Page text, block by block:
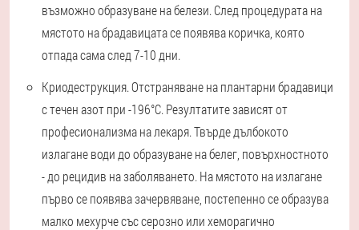
възможно образуване на белези. След процедурата на
мястото на брадавицата се появява коричка, която
отпада сама след 7-10 дни.
Криодеструкция. Отстраняване на плантарни брадавици
с течен азот при -196°C. Резултатите зависят от
професионализма на лекаря. Твърде дълбокото
излагане води до образуване на белег, повърхностното
- до рецидив на заболяването. На мястото на излагане
първо се появява зачервяване, постепенно се образува
малко мехурче със серозно или хеморагично